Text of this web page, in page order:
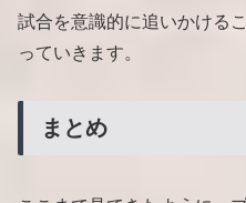
試合を意識的に追いかける
っていきます。
まとめ